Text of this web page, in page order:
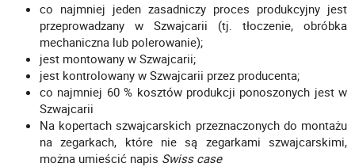
co najmniej jeden zasadniczy proces produkcyjny jest
przeprowadzany w Szwajcarii (tj. tłoczenie, obróbka
mechaniczna lub polerowanie);
jest montowany w Szwajcarii;
jest kontrolowany w Szwajcarii przez producenta;
co najmniej 60 % kosztów produkcji ponoszonych jest w
Szwajcarii
Na kopertach szwajcarskich przeznaczonych do montażu
na zegarkach, które nie są zegarkami szwajcarskimi,
można umieścić napis Swiss case